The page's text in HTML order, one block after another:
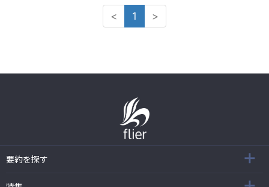
< 1 >
要約を探す